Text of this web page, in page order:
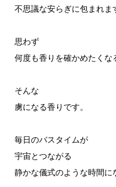
不思議な安らぎに包まれま
思わず
何度も香りを確かめたくな
そんな
虜になる香りです。
毎日のバスタイムが
宇宙とつながる
静かな儀式のような時間に